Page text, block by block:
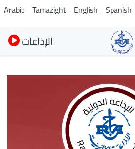
Pasar
al
contenido
principal
Arabic Tamazight English Spanish
الإذاعات